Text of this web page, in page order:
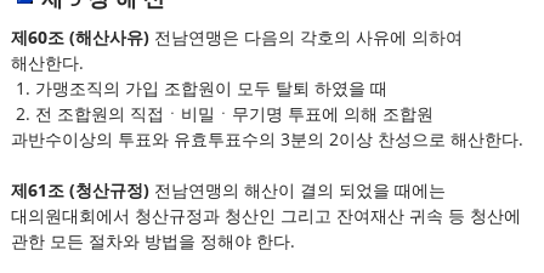
제60조 (해산사유)전남연맹은 다음의 각호의 사유에 의하여
해산한다.
1. 가맹조직의 가입 조합원이 모두 탈퇴 하였을 때
2. 전 조합원의 직접ㆍ비밀ㆍ무기명 투표에 의해 조합원
과반수이상의 투표와 유효투표수의 3분의 2이상 찬성으로 해산한다.
제61조 (청산규정)전남연맹의 해산이 결의 되었을 때에는
대의원대회에서 청산규정과 청산인 그리고 잔여재산 귀속 등 청산에
관한 모든 절차와 방법을 정해야 한다.